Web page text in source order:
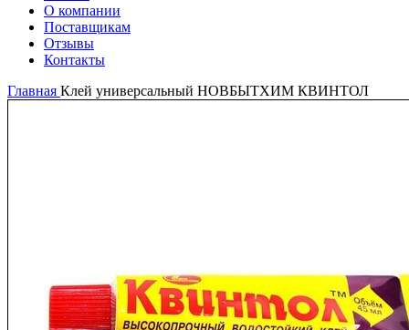
О компании
Поставщикам
Отзывы
Контакты
Главная Клей универсальный НОВБЫТХИМ КВИНТОЛ